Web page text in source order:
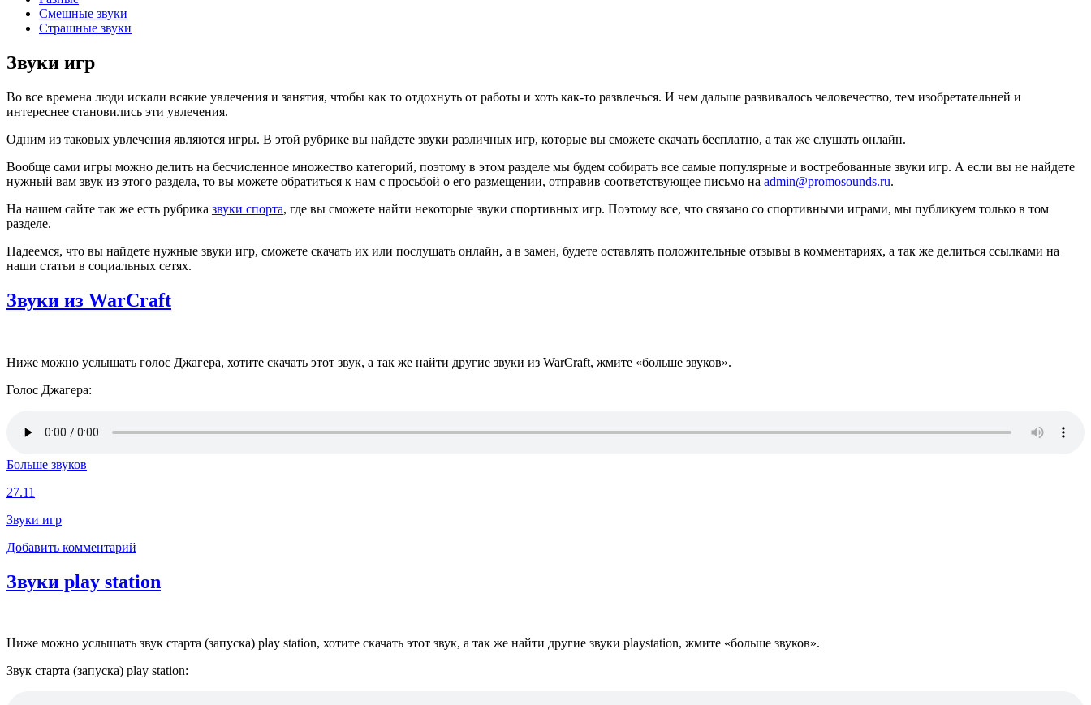
Смешные звуки
Страшные звуки
Звуки игр
Во все времена люди искали всякие увлечения и занятия, чтобы как то отдохнуть от работы и хоть как-то развлечься. И чем дальше развивалось человечество, тем изобретательней и
интереснее становились эти увлечения.
Одним из таковых увлечения являются игры. В этой рубрике вы найдете звуки различных игр, которые вы сможете скачать бесплатно, а так же слушать онлайн.
Вообще сами игры можно делить на бесчисленное множество категорий, поэтому в этом разделе мы будем собирать все самые популярные и востребованные звуки игр. А если вы не найдете
нужный вам звук из этого раздела, то вы можете обратиться к нам с просьбой о его размещении, отправив соответствующее письмо на admin@promosounds.ru.
На нашем сайте так же есть рубрика звуки спорта, где вы сможете найти некоторые звуки спортивных игр. Поэтому все, что связано со спортивными играми, мы публикуем только в том
разделе.
Надеемся, что вы найдете нужные звуки игр, сможете скачать их или послушать онлайн, а в замен, будете оставлять положительные отзывы в комментариях, а так же делиться ссылками на
наши статьи в социальных сетях.
Звуки из WarCraft
Ниже можно услышать голос Джагера, хотите скачать этот звук, а так же найти другие звуки из WarCraft, жмите «больше звуков».
Голос Джагера:
Больше звуков
27.11
Звуки игр
Добавить комментарий
Звуки play station
Ниже можно услышать звук старта (запуска) play station, хотите скачать этот звук, а так же найти другие звуки playstation, жмите «больше звуков».
Звук старта (запуска) play station: